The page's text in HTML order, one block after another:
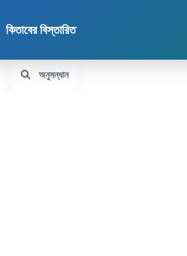
কিতাবের বিস্তারিত
অনুসন্ধান